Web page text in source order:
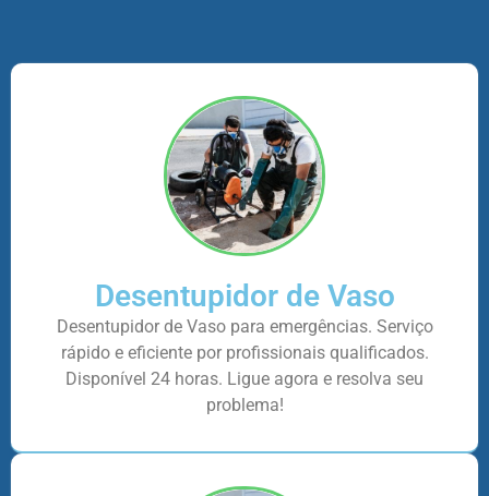
Desentupidor de Vaso
Desentupidor de Vaso para emergências. Serviço
rápido e eficiente por profissionais qualificados.
Disponível 24 horas. Ligue agora e resolva seu
problema!